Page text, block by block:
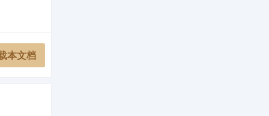
本文档